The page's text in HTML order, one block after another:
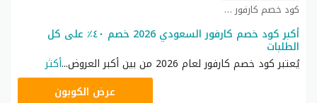
كود خصم كارفور كوبون
أكبر كود خصم كارفور السعودي 2026 خصم ٤٠٪ على كل
الطلبات
يُعتبر كود خصم كارفور لعام 2026 من بين أكبر العروض
...أكثر
عرض الكوبون